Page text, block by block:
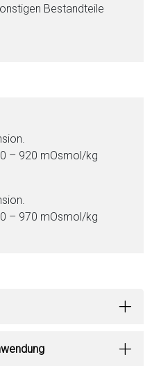
Be­stand­tei­le
– 920 mOsmol/kg
– 970 mOsmol/kg